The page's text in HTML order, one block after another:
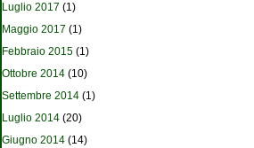
Luglio 2017 (1)
Maggio 2017 (1)
Febbraio 2015 (1)
Ottobre 2014 (10)
Settembre 2014 (1)
Luglio 2014 (20)
Giugno 2014 (14)